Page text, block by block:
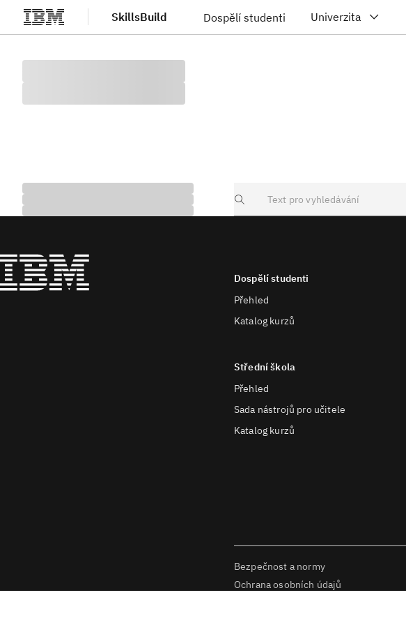
Přejít na hlavní obsah SkillsBuild Dospělí studenti Univerzita
Search
Dospělí studenti
Přehled
Katalog kurzů
Střední škola
Přehled
Sada nástrojů pro učitele
Katalog kurzů
Bezpečnost a normy
Ochrana osobních údajů